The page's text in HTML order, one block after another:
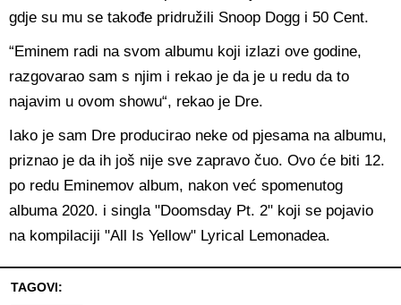
gdje su mu se takođe pridružili Snoop Dogg i 50 Cent.
“Eminem radi na svom albumu koji izlazi ove godine,
razgovarao sam s njim i rekao je da je u redu da to
najavim u ovom showu“, rekao je Dre.
Iako je sam Dre producirao neke od pjesama na albumu,
priznao je da ih još nije sve zapravo čuo. Ovo će biti 12.
po redu Eminemov album, nakon već spomenutog
albuma 2020. i singla "Doomsday Pt. 2" koji se pojavio
na kompilaciji "All Is Yellow" Lyrical Lemonadea.
TAGOVI: